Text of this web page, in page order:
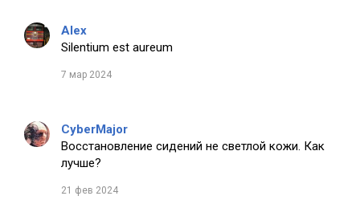
Alex
Silentium est aureum
7 мар 2024
CyberMajor
Восстановление сидений не светлой кожи. Как
лучше?
21 фев 2024